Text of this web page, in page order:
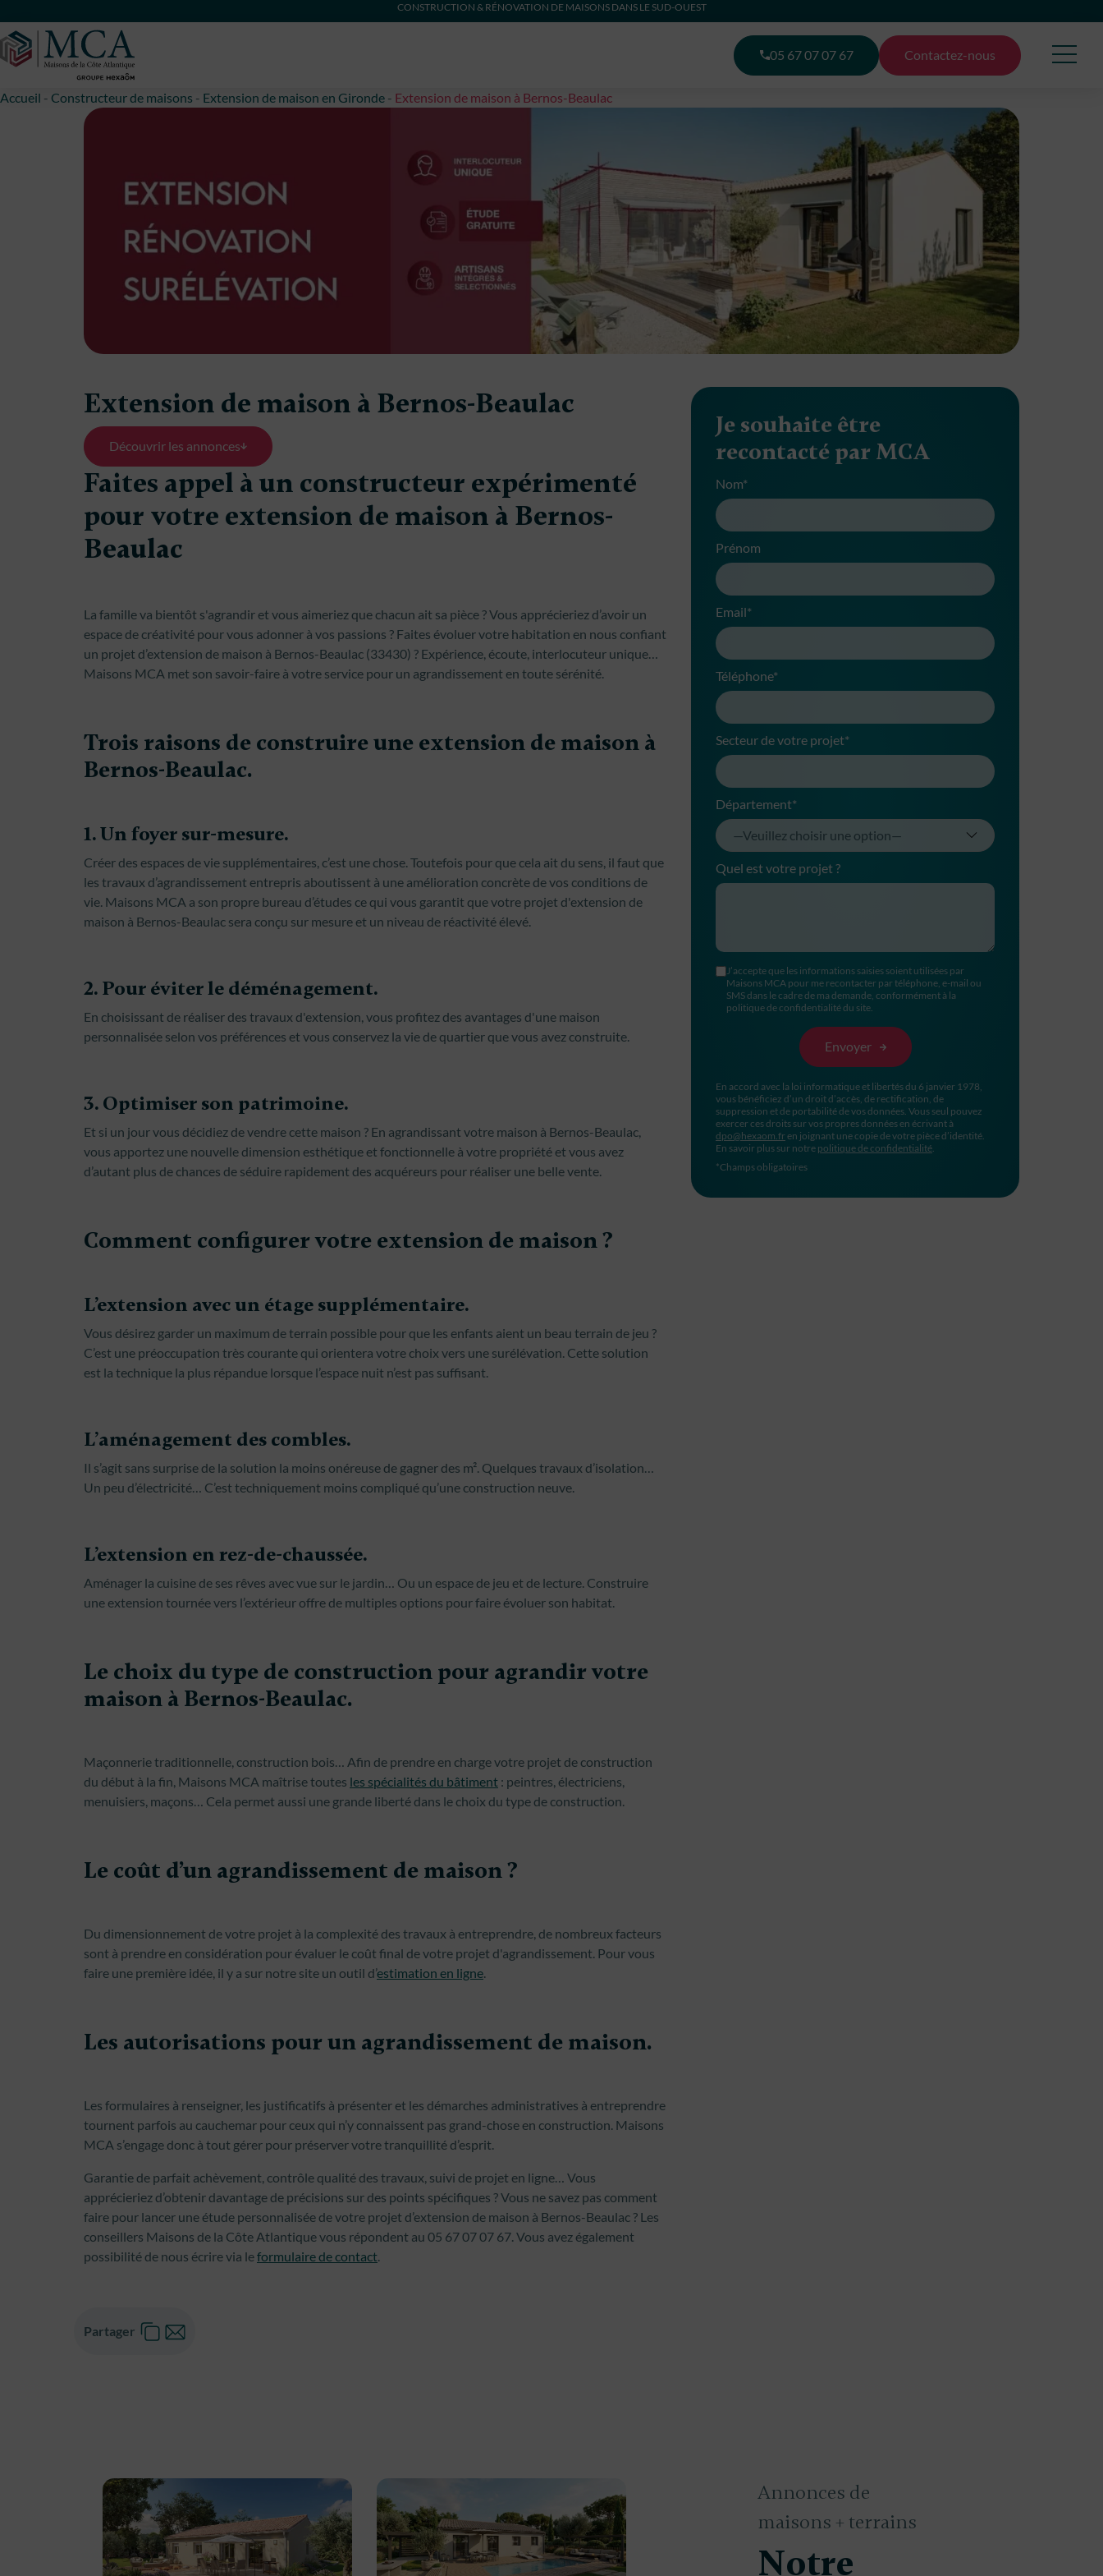
CONSTRUCTION & RÉNOVATION DE MAISONS DANS LE SUD-OUEST
05 67 07 07 67 Contactez-nous
Accueil - Constructeur de maisons - Extension de maison en Gironde - Extension de maison à Bernos-Beaulac
Extension de maison à Bernos-Beaulac
Découvrir les annonces
Faites appel à un constructeur expérimenté
pour votre extension de maison à Bernos-
Beaulac
La famille va bientôt s'agrandir et vous aimeriez que chacun ait sa pièce ? Vous apprécieriez d’avoir un
espace de créativité pour vous adonner à vos passions ? Faites évoluer votre habitation en nous confiant
un projet d’extension de maison à Bernos-Beaulac (33430) ? Expérience, écoute, interlocuteur unique…
Maisons MCA met son savoir-faire à votre service pour un agrandissement en toute sérénité.
Trois raisons de construire une extension de maison à
Bernos-Beaulac.
1. Un foyer sur-mesure.
Créer des espaces de vie supplémentaires, c’est une chose. Toutefois pour que cela ait du sens, il faut que
les travaux d’agrandissement entrepris aboutissent à une amélioration concrète de vos conditions de
vie. Maisons MCA a son propre bureau d’études ce qui vous garantit que votre projet d'extension de
maison à Bernos-Beaulac sera conçu sur mesure et un niveau de réactivité élevé.
2. Pour éviter le déménagement.
En choisissant de réaliser des travaux d'extension, vous profitez des avantages d'une maison
personnalisée selon vos préférences et vous conservez la vie de quartier que vous avez construite.
3. Optimiser son patrimoine.
Et si un jour vous décidiez de vendre cette maison ? En agrandissant votre maison à Bernos-Beaulac,
vous apportez une nouvelle dimension esthétique et fonctionnelle à votre propriété et vous avez
d’autant plus de chances de séduire rapidement des acquéreurs pour réaliser une belle vente.
Comment configurer votre extension de maison ?
L’extension avec un étage supplémentaire.
Vous désirez garder un maximum de terrain possible pour que les enfants aient un beau terrain de jeu ?
C’est une préoccupation très courante qui orientera votre choix vers une surélévation. Cette solution
est la technique la plus répandue lorsque l’espace nuit n’est pas suffisant.
L’aménagement des combles.
Il s’agit sans surprise de la solution la moins onéreuse de gagner des m². Quelques travaux d’isolation…
Un peu d’électricité… C’est techniquement moins compliqué qu’une construction neuve.
L’extension en rez-de-chaussée.
Aménager la cuisine de ses rêves avec vue sur le jardin… Ou un espace de jeu et de lecture. Construire
une extension tournée vers l’extérieur offre de multiples options pour faire évoluer son habitat.
Le choix du type de construction pour agrandir votre
maison à Bernos-Beaulac.
Maçonnerie traditionnelle, construction bois… Afin de prendre en charge votre projet de construction
du début à la fin, Maisons MCA maîtrise toutes les spécialités du bâtiment : peintres, électriciens,
menuisiers, maçons… Cela permet aussi une grande liberté dans le choix du type de construction.
Le coût d’un agrandissement de maison ?
Du dimensionnement de votre projet à la complexité des travaux à entreprendre, de nombreux facteurs
sont à prendre en considération pour évaluer le coût final de votre projet d'agrandissement. Pour vous
faire une première idée, il y a sur notre site un outil d’estimation en ligne
Les autorisations pour un agrandissement de maison.
Les formulaires à renseigner, les justificatifs à présenter et les démarches administratives à entreprendre
tournent parfois au cauchemar pour ceux qui n’y connaissent pas grand-chose en construction. Maisons
MCA s’engage donc à tout gérer pour préserver votre tranquillité d’esprit.
Garantie de parfait achèvement, contrôle qualité des travaux, suivi de projet en ligne… Vous
apprécieriez d’obtenir davantage de précisions sur des points spécifiques ? Vous ne savez pas comment
faire pour lancer une étude personnalisée de votre projet d’extension de maison à Bernos-Beaulac ? Les
conseillers Maisons de la Côte Atlantique vous répondent au 05 67 07 07 67. Vous avez également
possibilité de nous écrire via leformulaire de contact
Partager
Je souhaite être
recontacté par MCA
Nom*
Prénom
Email*
Téléphone*
Secteur de votre projet*
Département*
Quel est votre projet ?
J’accepte que les informations saisies soient utilisées par
Maisons MCA pour me recontacter par téléphone, e-mail ou
SMS dans le cadre de ma demande, conformément à la
politique de confidentialité du site.
En accord avec la loi informatique et libertés du 6 janvier 1978,
vous bénéficiez d’un droit d’accès, de rectification, de
suppression et de portabilité de vos données. Vous seul pouvez
exercer ces droits sur vos propres données en écrivant à
dpo@hexaom.fr en joignant une copie de votre pièce d’identité.
En savoir plus sur notre politique de confidentialité
*Champs obligatoires
Annonces de
maisons + terrains
Notre